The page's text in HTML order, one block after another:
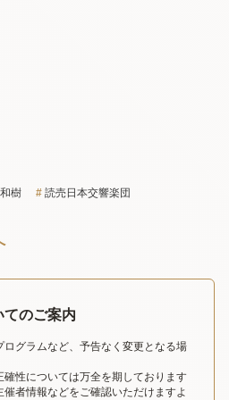
樹 読売日本交響楽団
てのご案内
ログラムなど、予告なく変更となる場
確性については万全を期しております
者情報などをご確認いただけますよ